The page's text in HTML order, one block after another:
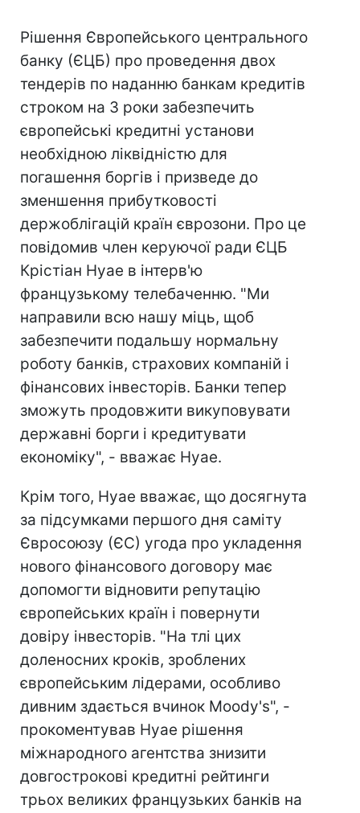
Рішення Європейського центрального
банку (ЄЦБ) про проведення двох
тендерів по наданню банкам кредитів
строком на 3 роки забезпечить
європейські кредитні установи
необхідною ліквідністю для
погашення боргів і призведе до
зменшення прибутковості
держоблігацій країн єврозони. Про це
повідомив член керуючої ради ЄЦБ
Крістіан Нуае в інтерв'ю
французькому телебаченню. "Ми
направили всю нашу міць, щоб
забезпечити подальшу нормальну
роботу банків, страхових компаній і
фінансових інвесторів. Банки тепер
зможуть продовжити викуповувати
державні борги і кредитувати
економіку", - вважає Нуае.
Крім того, Нуае вважає, що досягнута
за підсумками першого дня саміту
Євросоюзу (ЄС) угода про укладення
нового фінансового договору має
допомогти відновити репутацію
європейських країн і повернути
довіру інвесторів. "На тлі цих
доленосних кроків, зроблених
європейським лідерами, особливо
дивним здається вчинок Moody's", -
прокоментував Нуае рішення
міжнародного агентства знизити
довгострокові кредитні рейтинги
трьох великих французьких банків на